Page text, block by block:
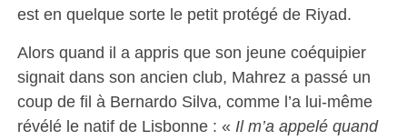
est en quelque sorte le petit protégé de Riyad.
Alors quand il a appris que son jeune coéquipier
signait dans son ancien club, Mahrez a passé un
coup de fil à Bernardo Silva, comme l’a lui-même
révélé le natif de Lisbonne : « Il m’a appelé quand